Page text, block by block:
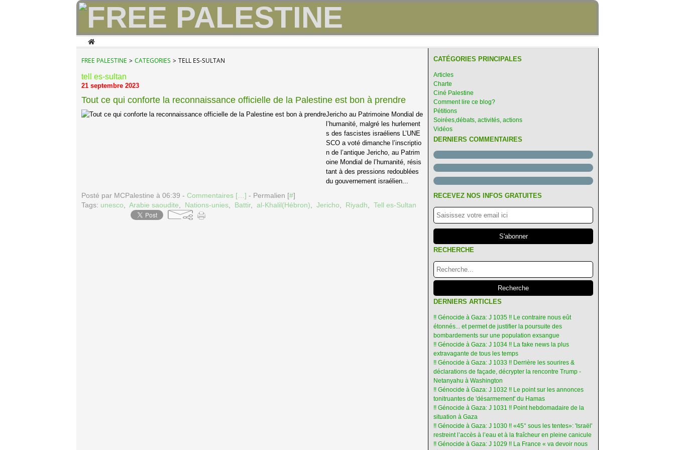
Home
FREE PALESTINE > CATEGORIES > TELL ES-SULTAN
tell es-sultan
21 septembre 2023
Tout ce qui conforte la reconnaissance officielle de la Palestine est bon à prendre
Jericho au Patrimoine Mondial de
l’humanité, malgré les hurlement
s des fascistes israéliens L’UNE
SCO a voté dimanche l’inscriptio
n de l’antique Jericho, au Patrim
oine Mondial de l’humanité, résis
tant à des pressions redoublées
du gouvernement israélien...
Posté par MCPalestine à 06:39 - Commentaires [ ] - Permalien [#]
Tags: unesco Arabie saoudite Nations-unies Battir, al-Khalil(Hébron) Jericho Riyadh Tell es-Sultan
CATÉGORIES PRINCIPALES
Articles
Charte
Ciné Palestine
Comment lire ce blog?
Pétitions
Soirées,débats, activités, actions
Vidéos
DERNIERS COMMENTAIRES
RECEVEZ NOS INFOS GRATUITES
RECHERCHE
DERNIERS ARTICLES
!! Génocide à Gaza: J 1035 !! Le contraire nous eût
étonnés... et permet de justifier la poursuite des
bombardements sur une population exsangue
!! Génocide à Gaza: J 1034 !! La fake news la plus
extravagante de tous les temps
!! Génocide à Gaza: J 1033 !! Derrière les sourires &
déclarations de façade, décrypter la rencontre Trump -
Netanyahu à Washington
!! Génocide à Gaza: J 1032 !! Le point sur les annonces
tonitruantes de 'désarmement' du Hamas
!! Génocide à Gaza: J 1031 !! Point hebdomadaire de la
situation à Gaza
!! Génocide à Gaza: J 1030 !! «45° sous les tentes»: 'Israël'
restreint l’accès à l’eau et à la fraîcheur en pleine canicule
!! Génocide à Gaza: J 1029 !! La France « va devoir nous